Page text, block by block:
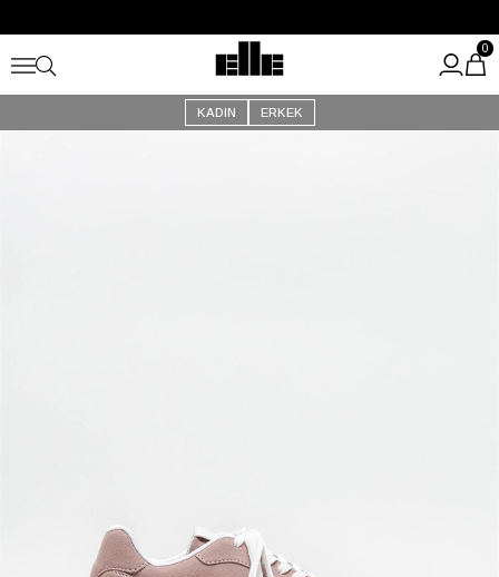
Kargo Ücretsiz!
KADIN ERKEK
0